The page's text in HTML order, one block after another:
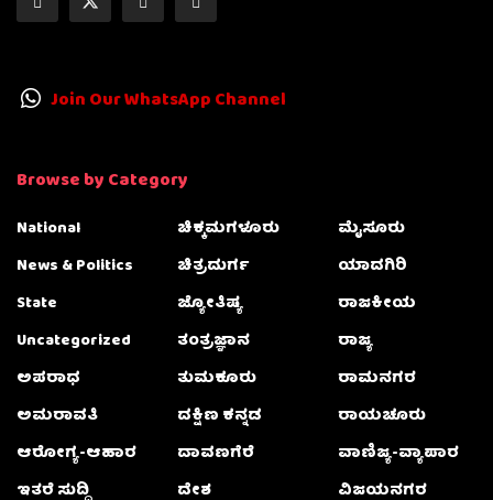
Join Our WhatsApp Channel
Browse by Category
National
News & Politics
State
Uncategorized
ಅಪರಾಧ
ಅಮರಾವತಿ
ಆರೋಗ್ಯ-ಆಹಾರ
ಇತರೆ ಸುದ್ದಿ
ಚಿಕ್ಕಮಗಳೂರು
ಚಿತ್ರದುರ್ಗ
ಜ್ಯೋತಿಷ್ಯ
ತಂತ್ರಜ್ಞಾನ
ತುಮಕೂರು
ದಕ್ಷಿಣ ಕನ್ನಡ
ದಾವಣಗೆರೆ
ದೇಶ
ಮೈಸೂರು
ಯಾದಗಿರಿ
ರಾಜಕೀಯ
ರಾಜ್ಯ
ರಾಮನಗರ
ರಾಯಚೂರು
ವಾಣಿಜ್ಯ-ವ್ಯಾಪಾರ
ವಿಜಯನಗರ